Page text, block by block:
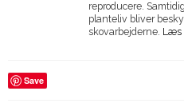
reproducere.
planteliv bliver
skovarbejderne. Læs
Save